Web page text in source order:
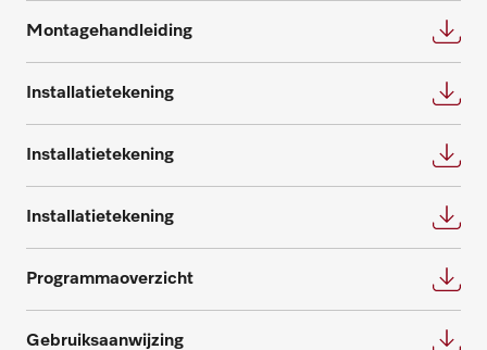
Onderdelen aanvragen
Onderdelen aanvragen
Montagehandleiding
Installatietekening
Installatietekening
Installatietekening
Programmaoverzicht
Gebruiksaanwijzing